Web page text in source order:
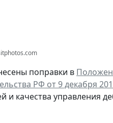
поправки в
РФ от 9 декабря
качества управления